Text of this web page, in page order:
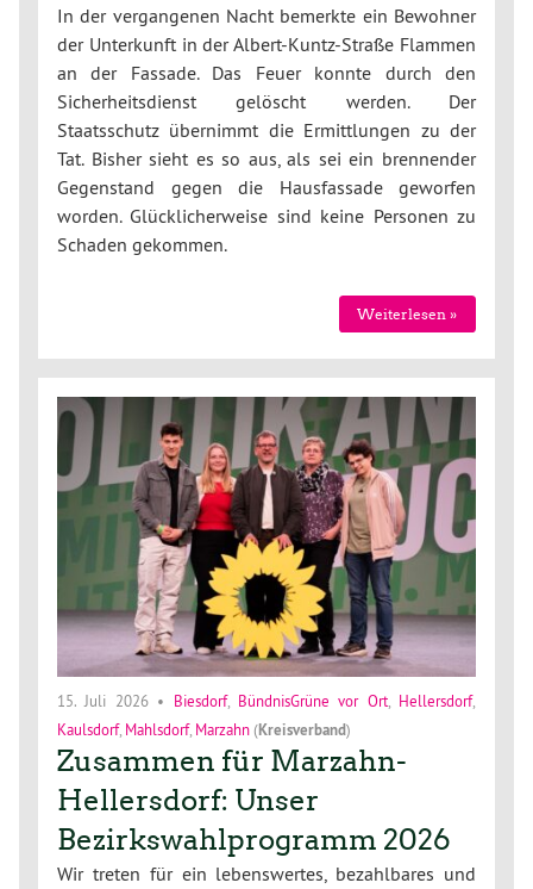
In der vergangenen Nacht bemerkte ein Bewohner
der Unterkunft in der Albert-Kuntz-Straße Flammen
an der Fassade. Das Feuer konnte durch den
Sicherheitsdienst gelöscht werden. Der
Staatsschutz übernimmt die Ermittlungen zu der
Tat. Bisher sieht es so aus, als sei ein brennender
Gegenstand gegen die Hausfassade geworfen
worden. Glücklicherweise sind keine Personen zu
Schaden gekommen.
Weiterlesen »
15. Juli 2026• Biesdorf, BündnisGrüne vor Ort, Hellersdorf,
Kaulsdorf, Mahlsdorf, Marzahn (Kreisverband)
Zusammen für Marzahn-
Hellersdorf: Unser
Bezirkswahlprogramm 2026
Wir treten für ein lebenswertes, bezahlbares und